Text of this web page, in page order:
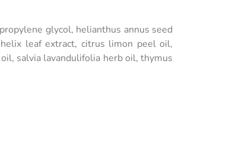
glycol, helianthus annus seed
leaf extract, citrus limon peel oil,
salvia lavandulifolia herb oil, thymus